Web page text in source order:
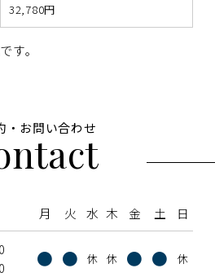
32,780円
す。
・お問い合わせ
月 火 水 木 金 土 日
● ● 休 休 ● ● 休